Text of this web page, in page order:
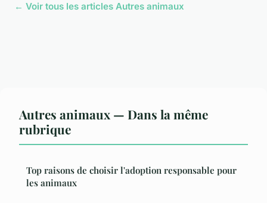
← Voir tous les articles Autres animaux
Autres animaux — Dans la même
rubrique
Top raisons de choisir l'adoption responsable pour
les animaux